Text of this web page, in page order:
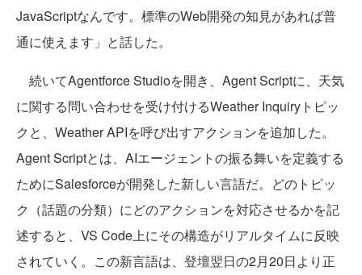
JavaScriptなんです。標準のWeb開発の知見があれば普
通に使えます」と話した。
続いてAgentforce Studioを開き、Agent Scriptに、天気
に関する問い合わせを受け付けるWeather Inquiryトピッ
クと、Weather APIを呼び出すアクションを追加した。
Agent Scriptとは、AIエージェントの振る舞いを定義する
ためにSalesforceが開発した新しい言語だ。どのトピッ
ク（話題の分類）にどのアクションを対応させるかを記
述すると、VS Code上にその構造がリアルタイムに反映
されていく。この新言語は、登壇翌日の2月20日より正